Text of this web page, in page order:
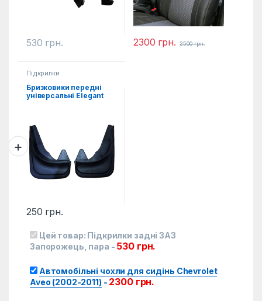
530 грн. 2300 грн. 2500грн.
Підкрилки
Бризковики передні
універсальні Elegant
250 грн.
Цей товар: Підкрилки задні ЗАЗ
Запорожець, пара - 530 грн.
Автомобільні чохли для сидінь Chevrolet
Aveo (2002-2011) - 2300 грн.